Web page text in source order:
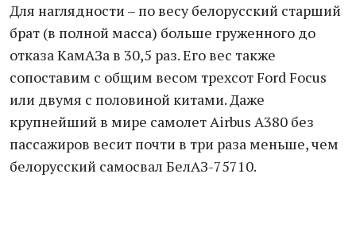
Для наглядности – по весу белорусский старший
брат (в полной масса) больше груженного до
отказа КамАЗа в 30,5 раз. Его вес также
сопоставим с общим весом трехсот Ford Focus
или двумя с половиной китами. Даже
крупнейший в мире самолет Airbus A380 без
пассажиров весит почти в три раза меньше, чем
белорусский самосвал БелАЗ-75710.